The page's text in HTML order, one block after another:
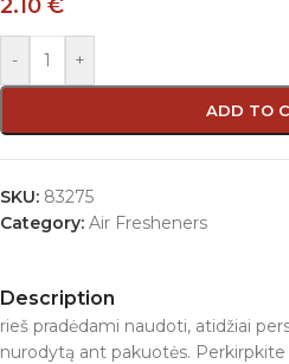
- +
ADD TO
SKU: 83275
Category: Air Fresheners
Description
rieš pradėdami naudoti, atidžiai
nurodytą ant pakuotės.